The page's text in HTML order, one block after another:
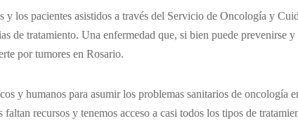
los pacientes asistidos a través del Servicio de Oncología y
de tratamiento. Una enfermedad que, si bien puede prevenirse
por tumores en Rosario.
y humanos para asumir los problemas sanitarios de oncología
recursos y tenemos acceso a casi todos los tipos de